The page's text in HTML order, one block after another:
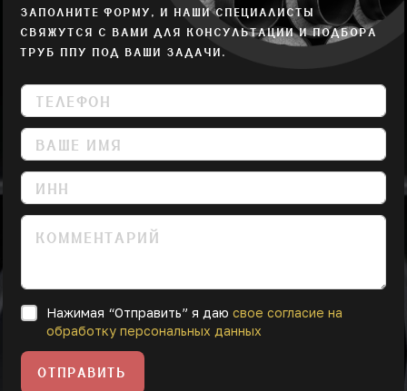
ЗАПОЛНИТЕ ФОРМУ, И НАШИ СПЕЦИАЛИСТЫ
СВЯЖУТСЯ С ВАМИ ДЛЯ КОНСУЛЬТАЦИИ И ПОДБОРА
ТРУБ ППУ ПОД ВАШИ ЗАДАЧИ.
Нажимая “Отправить” я даю свое согласие на
обработку персональных данных
ОТПРАВИТЬ